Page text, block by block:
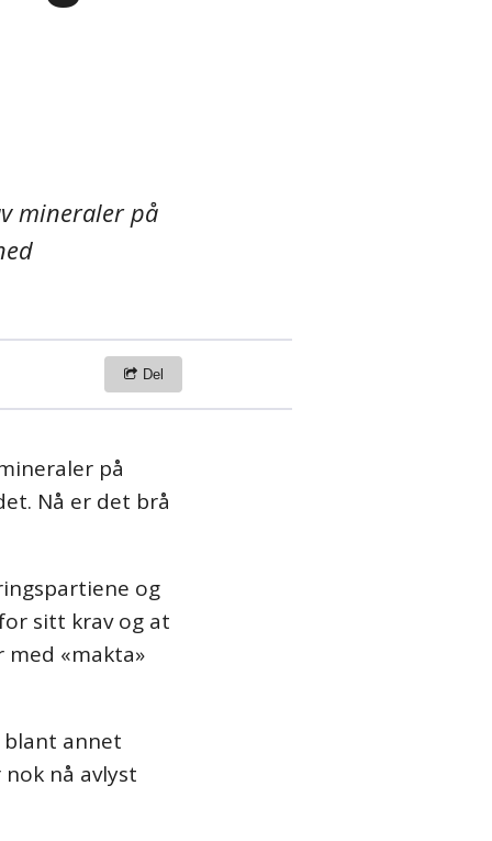
mineraler på
Del
på
Nå er det brå
og
sitt krav og at
med «makta»
annet
nå avlyst